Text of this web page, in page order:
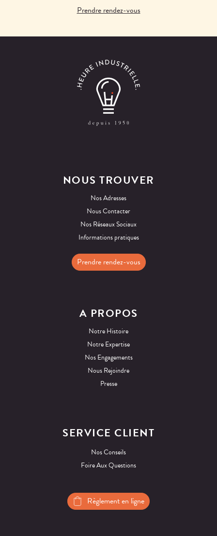
Prendre rendez-vous
NOUS TROUVER
Nos Adresses
Nous Contacter
Nos Réseaux Sociaux
Informations pratiques
Prendre rendez-vous
A PROPOS
Notre Histoire
Notre Expertise
Nos Engagements
Nous Rejoindre
Presse
SERVICE CLIENT
Nos Conseils
Foire Aux Questions
Règlement en ligne